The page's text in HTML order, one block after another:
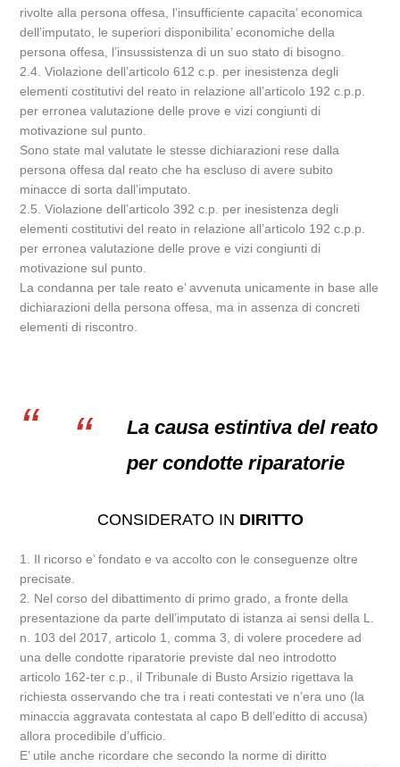
rivolte alla persona offesa, l’insufficiente capacita’ economica
dell’imputato, le superiori disponibilita’ economiche della
persona offesa, l’insussistenza di un suo stato di bisogno.
2.4. Violazione dell’articolo 612 c.p. per inesistenza degli
elementi costitutivi del reato in relazione all’articolo 192 c.p.p.
per erronea valutazione delle prove e vizi congiunti di
motivazione sul punto.
Sono state mal valutate le stesse dichiarazioni rese dalla
persona offesa dal reato che ha escluso di avere subito
minacce di sorta dall’imputato.
2.5. Violazione dell’articolo 392 c.p. per inesistenza degli
elementi costitutivi del reato in relazione all’articolo 192 c.p.p.
per erronea valutazione delle prove e vizi congiunti di
motivazione sul punto.
La condanna per tale reato e’ avvenuta unicamente in base alle
dichiarazioni della persona offesa, ma in assenza di concreti
elementi di riscontro.
La causa estintiva del reato
per condotte riparatorie
CONSIDERATO IN DIRITTO
1. Il ricorso e’ fondato e va accolto con le conseguenze oltre
precisate.
2. Nel corso del dibattimento di primo grado, a fronte della
presentazione da parte dell’imputato di istanza ai sensi della L.
n. 103 del 2017, articolo 1, comma 3, di volere procedere ad
una delle condotte riparatorie previste dal neo introdotto
articolo 162-ter c.p., il Tribunale di Busto Arsizio rigettava la
richiesta osservando che tra i reati contestati ve n’era uno (la
minaccia aggravata contestata al capo B dell’editto di accusa)
allora procedibile d’ufficio.
E’ utile anche ricordare che secondo la norme di diritto